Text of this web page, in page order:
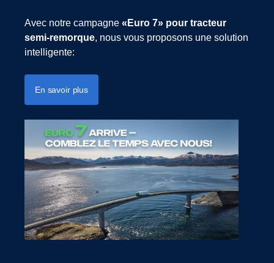
Avec notre campagne «Euro 7» pour tracteur
semi-remorque, nous vous proposons une solution
intelligente:
En savoir plus